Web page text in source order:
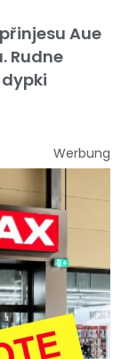
Aue
Rudne
Werbung